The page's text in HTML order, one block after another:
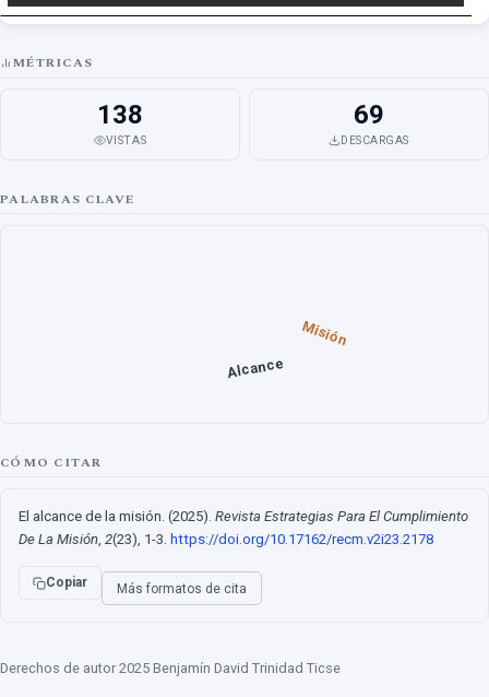
MÉTRICAS
138
VISTAS
69
DESCARGAS
PALABRAS CLAVE
Alcance
Misión
CÓMO CITAR
El alcance de la misión. (2025). Revista Estrategias Para El Cumplimiento
De La Misión 2(23), 1-3. https://doi.org/10.17162/recm.v2i23.2178
Copiar Más formatos de cita
Derechos de autor 2025 Benjamín David Trinidad Ticse